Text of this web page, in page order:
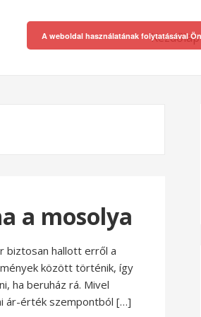
Kezdőlap
a mosolya
biztosan hallott erről a
között történik, így
ha beruház rá. Mivel
ár-érték szempontból […]
A weboldal használatának folytatásával